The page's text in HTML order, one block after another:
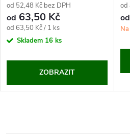
od 52,48 Kč bez DPH
od 63,50 Kč
Měrná
cena:
od 63,50 Kč / 1 ks
Skladem 16 ks
ZOBRAZIT
od
od